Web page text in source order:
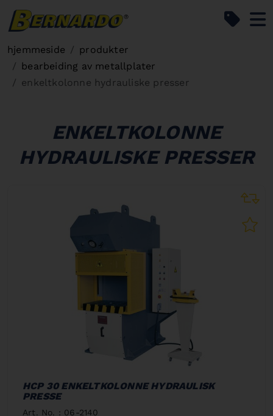
hjemmeside
produkter
bearbeiding av metallplater
enkeltkolonne hydrauliske presser
ENKELTKOLONNE
HYDRAULISKE PRESSER
HCP 30 ENKELTKOLONNE HYDRAULISK
PRESSE
Art. No. : 06-2140